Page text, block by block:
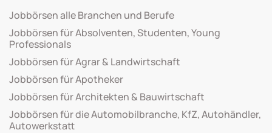
Jobbörsen alle Branchen und Berufe
Jobbörsen für Absolventen, Studenten, Young
Professionals
Jobbörsen für Agrar & Landwirtschaft
Jobbörsen für Apotheker
Jobbörsen für Architekten & Bauwirtschaft
Jobbörsen für die Automobilbranche, KfZ, Autohändler,
Autowerkstatt